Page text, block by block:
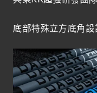
底部特殊立方底角